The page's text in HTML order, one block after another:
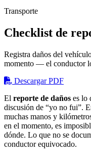
Transporte
Checklist de
Registra daños del
momento — el conductor
Descargar PDF
El reporte de daños es lo
discusión de “yo no fui”.
muchas manos y
en el momento, es
dónde. Lo que no se
conductor equivocado.